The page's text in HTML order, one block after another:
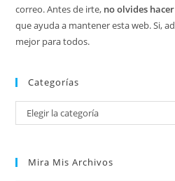
correo. Antes de irte, no olvides
que ayuda a mantener esta web. Si,
mejor para todos.
Categorías
Categorías
Elegir la categoría
Mira Mis Archivos